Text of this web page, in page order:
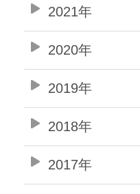
2021年
2020年
2019年
2018年
2017年